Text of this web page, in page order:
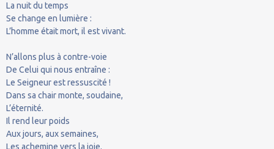
La nuit du temps
Se change en lumière :
L’homme était mort, il est vivant.
N’allons plus à contre-voie
De Celui qui nous entraîne :
Le Seigneur est ressuscité !
Dans sa chair monte, soudaine,
L’éternité.
Il rend leur poids
Aux jours, aux semaines,
Les achemine vers la joie.